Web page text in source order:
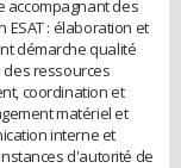
accompagnant des
: élaboration et
démarche qualité
des ressources
coordination et
matériel et
interne et
d'autorité de